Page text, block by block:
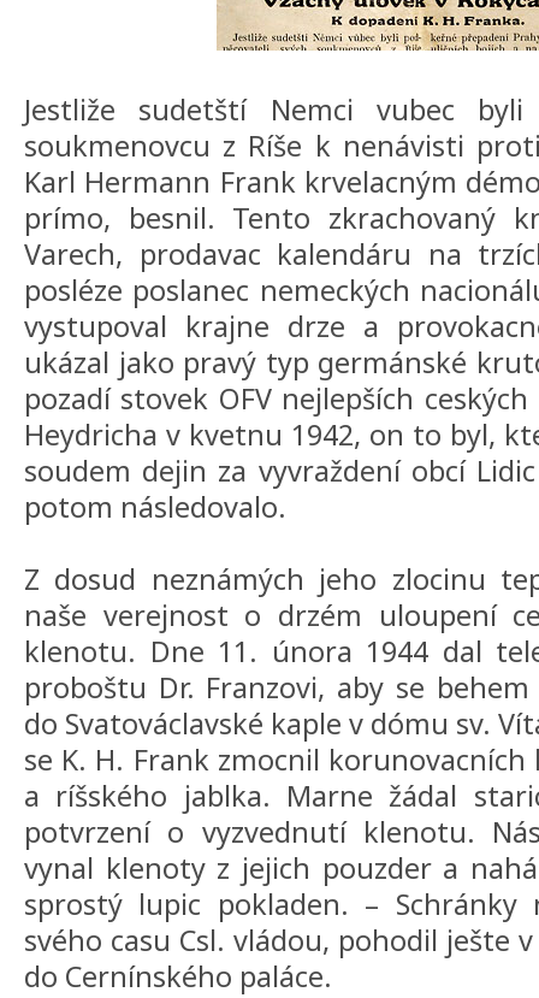
Jestliže sudetští Nemci vubec byli
soukmenovcu z Ríše k nenávisti
Karl Hermann Frank krvelacným
prímo, besnil. Tento zkrachovaný
Varech, prodavac kalendáru na
posléze poslanec nemeckých
vystupoval krajne drze a
ukázal jako pravý typ germánské
pozadí stovek OFV nejlepších
Heydricha v kvetnu 1942, on to byl,
soudem dejin za vyvraždení obcí
potom následovalo.
Z dosud neznámých jeho zlocinu
naše verejnost o drzém uloupení
klenotu. Dne 11. února 1944 dal
proboštu Dr. Franzovi, aby se
do Svatováclavské kaple v dómu sv.
se K. H. Frank zmocnil
a ríšského jablka. Marne žádal
potvrzení o vyzvednutí klenotu.
vynal klenoty z jejich pouzder a
sprostý lupic pokladen. – Schránky
svého casu Csl. vládou, pohodil ješte
do Cernínského paláce.